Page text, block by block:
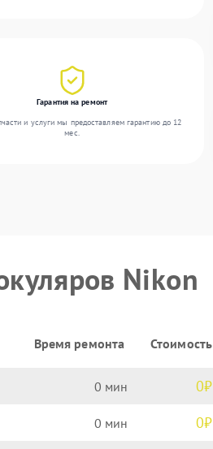
Гарантия на ремонт
и услуги мы предоставляем гарантию до 12
мес.
Nikon
Время ремонта Стоимость
0 0
0 0